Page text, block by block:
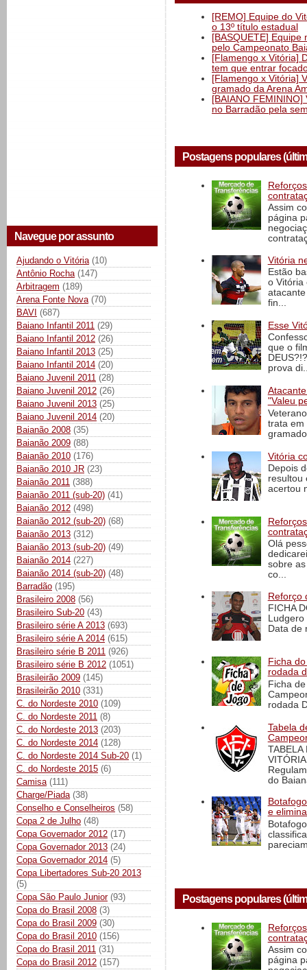
Navegue por assunto
Ajudando o Vitória (10)
Antônio Rocha (147)
Arbitragem (189)
Arena Fonte Nova (70)
BAVI (687)
Baiano Infantil 2011 (29)
Baiano Infantil 2012 (26)
Baiano Infantil 2013 (25)
Baiano Infantil 2014 (20)
Baiano Juvenil 2011 (28)
Baiano Juvenil 2012 (26)
Baiano Juvenil 2013 (25)
Baiano Juvenil 2014 (20)
Baianão 2008 (35)
Baianão 2009 (88)
Baianão 2010 (176)
Baianão 2010 JR (23)
Baianão 2011 (388)
Baianão 2011 (sub-20) (41)
Baianão 2012 (498)
Baianão 2012 (sub-20) (68)
Baianão 2013 (312)
Baianão 2013 (sub-20) (49)
Baianão 2014 (227)
Baianão 2014 (sub-20) (48)
Barradão (195)
Brasileiro 2008 (56)
Brasileiro Sub-20 (43)
Brasileiro série A 2013 (693)
Brasileiro série A 2014 (615)
Brasileiro série B 2011 (926)
Brasileiro série B 2012 (1051)
Brasileirão 2009 (145)
Brasileirão 2010 (331)
C. do Nordeste 2010 (109)
C. do Nordeste 2011 (8)
C. do Nordeste 2013 (203)
C. do Nordeste 2014 (128)
C. do Nordeste 2014 Sub-20 (1)
C. do Nordeste 2015 (6)
Camisa (111)
Charge/Piada (38)
Conselho e Conselheiros (58)
Copa 2 de Julho (48)
Copa Governador 2012 (17)
Copa Governador 2013 (24)
Copa Governador 2014 (5)
Copa Libertadores Sub-20 2013
(5)
Copa São Paulo Junior (93)
Copa do Brasil 2008 (3)
Copa do Brasil 2009 (30)
Copa do Brasil 2010 (156)
Copa do Brasil 2011 (31)
Copa do Brasil 2012 (157)
[REMO] Equipe do
o 13º título estadual
[BASQUETE]
pelo Campeonato
[Flamengo x Vitória]
tem que entrar
[Flamengo x Vitória]
gramado da Arena
[BAIANO
no Barradão pela
Postagens populares
Assim
página
Vitória
Estão
o Vitória
fin...
Esse
que o
prova
"Valeu
trata em
Vitória
Depois
resultou
acertou
Olá
sobre
co...
Reforço
FICHA
Data de
Ficha
rodada
Ficha
rodada
Tabela
TABELA
do
e
Postagens populares
Assim
página